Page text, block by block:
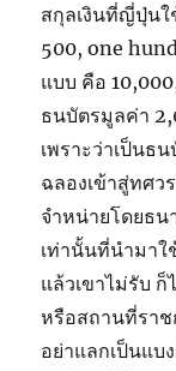
สกุลเงินที่ญี่ปุ่น
500, one
แบบ คือ
ธนบัตรมูลค่า
เพราะว่าเป็นธ
ฉลองเข้าสู่ทศว
จำหน่ายโดยธน
เท่านั้นที่นำมาใ
แล้วเขาไม่รับ
หรือสถานที่ราช
อย่าแลกเป็นแบ